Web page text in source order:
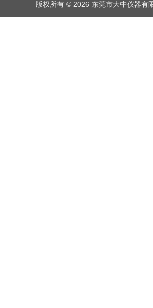
版权所有 © 2026 东莞市大中仪器